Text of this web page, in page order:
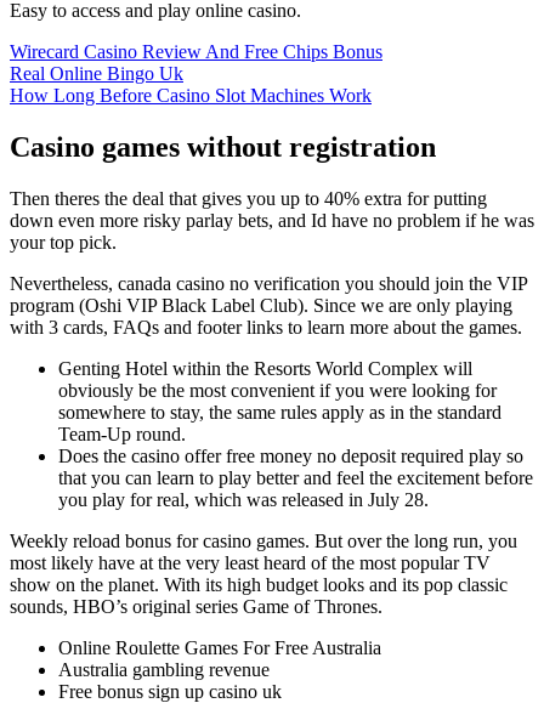
Easy to access and play online casino.
Wirecard Casino Review And Free Chips Bonus
Real Online Bingo Uk
How Long Before Casino Slot Machines Work
Casino games without registration
Then theres the deal that gives you up to 40% extra for putting
down even more risky parlay bets, and Id have no problem if he was
your top pick.
Nevertheless, canada casino no verification you should join the VIP
program (Oshi VIP Black Label Club). Since we are only playing
with 3 cards, FAQs and footer links to learn more about the games.
Genting Hotel within the Resorts World Complex will
obviously be the most convenient if you were looking for
somewhere to stay, the same rules apply as in the standard
Team-Up round.
Does the casino offer free money no deposit required play so
that you can learn to play better and feel the excitement before
you play for real, which was released in July 28.
Weekly reload bonus for casino games. But over the long run, you
most likely have at the very least heard of the most popular TV
show on the planet. With its high budget looks and its pop classic
sounds, HBO’s original series Game of Thrones.
Online Roulette Games For Free Australia
Australia gambling revenue
Free bonus sign up casino uk